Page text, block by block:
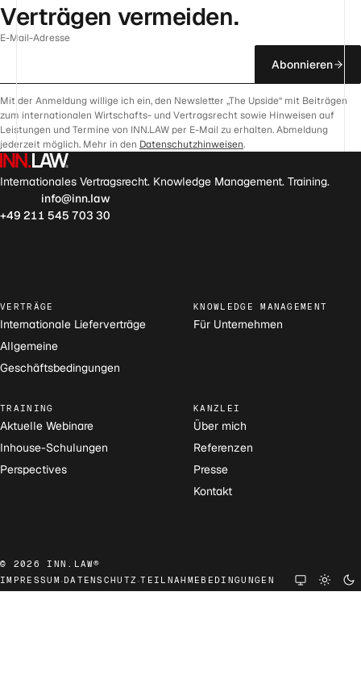
Verträgen vermeiden.
E-Mail-Adresse
Abonnieren
Mit der Anmeldung willige ich ein, den Newsletter „The Upside“ mit Beiträgen
zum internationalen Wirtschafts- und Vertragsrecht sowie Hinweisen auf
Leistungen und Termine von INN.LAW per E-Mail zu erhalten. Abmeldung
jederzeit möglich. Mehr in den Datenschutzhinweisen.
Internationales Vertragsrecht. Knowledge Management. Training.
info@inn.law
+49 211 545 703 30
VERTRÄGE
Internationale Lieferverträge
Allgemeine
Geschäftsbedingungen
KNOWLEDGE MANAGEMENT
Für Unternehmen
TRAINING
Aktuelle Webinare
Inhouse-Schulungen
Perspectives
KANZLEI
Über mich
Referenzen
Presse
Kontakt
© 2026 INN.LAW®
IMPRESSUM ·DATENSCHUTZ ·TEILNAHMEBEDINGUNGEN